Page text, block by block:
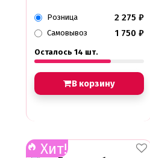
Розница 2 275 ₽
Самовывоз 1 750 ₽
Осталось 14 шт.
В корзину
Хит!